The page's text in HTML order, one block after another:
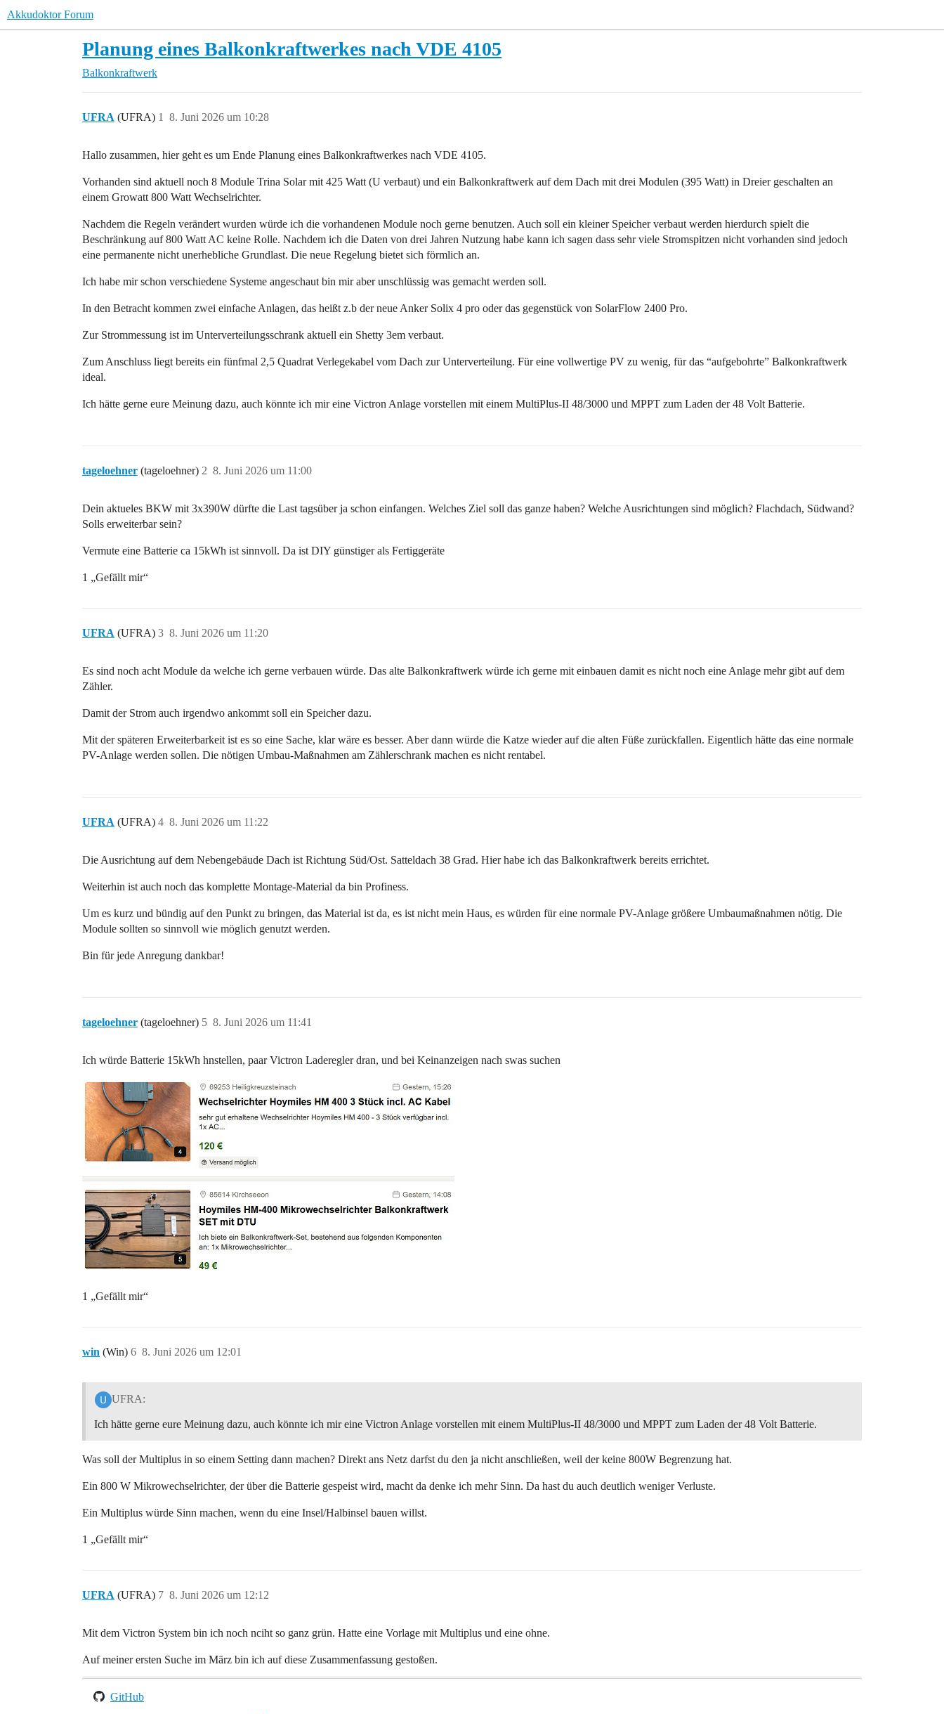
Akkudoktor Forum
Planung eines Balkonkraftwerkes nach VDE 4105
Balkonkraftwerk
UFRA (UFRA) 8. Juni 2026 um 10:28
1
Hallo zusammen, hier geht es um Ende Planung eines Balkonkraftwerkes nach VDE 4105.
Vorhanden sind aktuell noch 8 Module Trina Solar mit 425 Watt (U verbaut) und ein Balkonkraftwerk auf dem Dach mit drei Modulen (395 Watt) in Dreier geschalten an
einem Growatt 800 Watt Wechselrichter.
Nachdem die Regeln verändert wurden würde ich die vorhandenen Module noch gerne benutzen. Auch soll ein kleiner Speicher verbaut werden hierdurch spielt die
Beschränkung auf 800 Watt AC keine Rolle. Nachdem ich die Daten von drei Jahren Nutzung habe kann ich sagen dass sehr viele Stromspitzen nicht vorhanden sind jedoch
eine permanente nicht unerhebliche Grundlast. Die neue Regelung bietet sich förmlich an.
Ich habe mir schon verschiedene Systeme angeschaut bin mir aber unschlüssig was gemacht werden soll.
In den Betracht kommen zwei einfache Anlagen, das heißt z.b der neue Anker Solix 4 pro oder das gegenstück von SolarFlow 2400 Pro.
Zur Strommessung ist im Unterverteilungsschrank aktuell ein Shetty 3em verbaut.
Zum Anschluss liegt bereits ein fünfmal 2,5 Quadrat Verlegekabel vom Dach zur Unterverteilung. Für eine vollwertige PV zu wenig, für das “aufgebohrte” Balkonkraftwerk
ideal.
Ich hätte gerne eure Meinung dazu, auch könnte ich mir eine Victron Anlage vorstellen mit einem MultiPlus-II 48/3000 und MPPT zum Laden der 48 Volt Batterie.
tageloehner (tageloehner) 8. Juni 2026 um 11:00
2
Dein aktueles BKW mit 3x390W dürfte die Last tagsüber ja schon einfangen. Welches Ziel soll das ganze haben? Welche Ausrichtungen sind möglich? Flachdach, Südwand?
Solls erweiterbar sein?
Vermute eine Batterie ca 15kWh ist sinnvoll. Da ist DIY günstiger als Fertiggeräte
1 „Gefällt mir“
UFRA (UFRA) 8. Juni 2026 um 11:20
3
Es sind noch acht Module da welche ich gerne verbauen würde. Das alte Balkonkraftwerk würde ich gerne mit einbauen damit es nicht noch eine Anlage mehr gibt auf dem
Zähler.
Damit der Strom auch irgendwo ankommt soll ein Speicher dazu.
Mit der späteren Erweiterbarkeit ist es so eine Sache, klar wäre es besser. Aber dann würde die Katze wieder auf die alten Füße zurückfallen. Eigentlich hätte das eine normale
PV-Anlage werden sollen. Die nötigen Umbau-Maßnahmen am Zählerschrank machen es nicht rentabel.
UFRA (UFRA) 8. Juni 2026 um 11:22
4
Die Ausrichtung auf dem Nebengebäude Dach ist Richtung Süd/Ost. Satteldach 38 Grad. Hier habe ich das Balkonkraftwerk bereits errichtet.
Weiterhin ist auch noch das komplette Montage-Material da bin Profiness.
Um es kurz und bündig auf den Punkt zu bringen, das Material ist da, es ist nicht mein Haus, es würden für eine normale PV-Anlage größere Umbaumaßnahmen nötig. Die
Module sollten so sinnvoll wie möglich genutzt werden.
Bin für jede Anregung dankbar!
tageloehner (tageloehner) 8. Juni 2026 um 11:41
5
Ich würde Batterie 15kWh hnstellen, paar Victron Laderegler dran, und bei Keinanzeigen nach swas suchen
1 „Gefällt mir“
win (Win) 8. Juni 2026 um 12:01
6
UFRA:
Ich hätte gerne eure Meinung dazu, auch könnte ich mir eine Victron Anlage vorstellen mit einem MultiPlus-II 48/3000 und MPPT zum Laden der 48 Volt Batterie.
Was soll der Multiplus in so einem Setting dann machen? Direkt ans Netz darfst du den ja nicht anschließen, weil der keine 800W Begrenzung hat.
Ein 800 W Mikrowechselrichter, der über die Batterie gespeist wird, macht da denke ich mehr Sinn. Da hast du auch deutlich weniger Verluste.
Ein Multiplus würde Sinn machen, wenn du eine Insel/Halbinsel bauen willst.
1 „Gefällt mir“
UFRA (UFRA) 8. Juni 2026 um 12:12
7
Mit dem Victron System bin ich noch nciht so ganz grün. Hatte eine Vorlage mit Multiplus und eine ohne.
Auf meiner ersten Suche im März bin ich auf diese Zusammenfassung gestoßen.
GitHub